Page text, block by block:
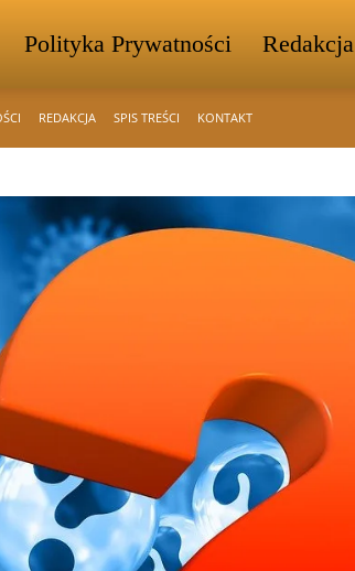
Polityka Prywatności Redakcja
REDAKCJA SPIS TREŚCI KONTAKT